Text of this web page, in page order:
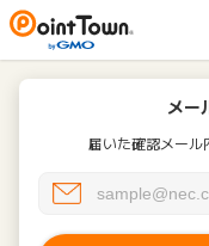
メー
届いた確認メール